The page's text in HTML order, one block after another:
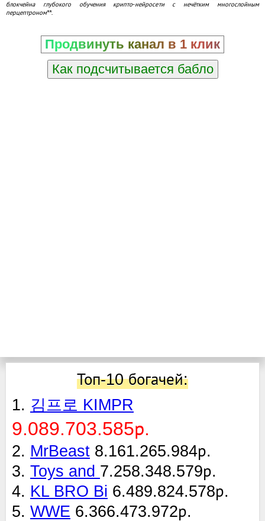
блокчейна глубокого обучения крипто-нейросети с нечётким многослойным
перцептроном**.
Продвинуть канал в 1 клик
Как подсчитывается бабло
Топ-10 богачей:
1. 김프로 KIMPR
9.089.703.585р.
2. MrBeast 8.161.265.984р.
3. Toys and 7.258.348.579р.
4. KL BRO Bi 6.489.824.578р.
5. WWE 6.366.473.972р.